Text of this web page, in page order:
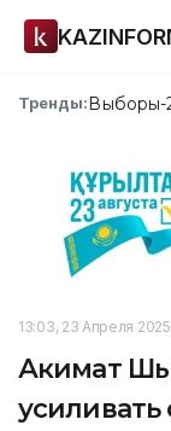
Тренды:Выборы-
13:03, 23 Апреля 2025
Акимат